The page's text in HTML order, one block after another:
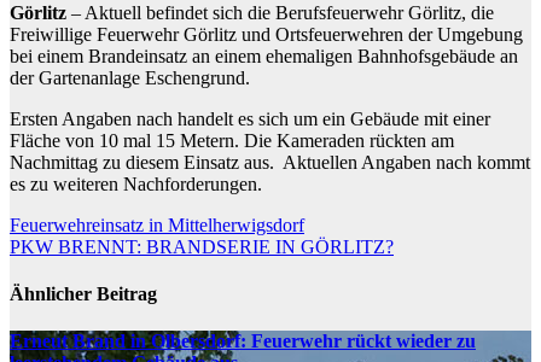
Görlitz – Aktuell befindet sich die Berufsfeuerwehr Görlitz, die
Freiwillige Feuerwehr Görlitz und Ortsfeuerwehren der Umgebung
bei einem Brandeinsatz an einem ehemaligen Bahnhofsgebäude an
der Gartenanlage Eschengrund.
Ersten Angaben nach handelt es sich um ein Gebäude mit einer
Fläche von 10 mal 15 Metern. Die Kameraden rückten am
Nachmittag zu diesem Einsatz aus. Aktuellen Angaben nach kommt
es zu weiteren Nachforderungen.
Beitragsnavigation
Feuerwehreinsatz in Mittelherwigsdorf
PKW BRENNT: BRANDSERIE IN GÖRLITZ?
Ähnlicher Beitrag
Erneut Brand in Olbersdorf: Feuerwehr rückt wieder zu